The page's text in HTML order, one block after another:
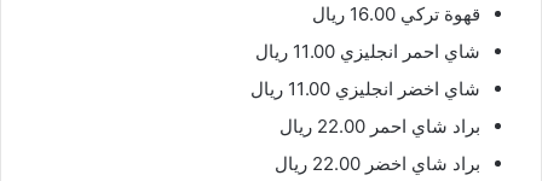
قهوة تركي 16.00 ريال
شاي احمر انجليزي 11.00 ريال
شاي اخضر انجليزي 11.00 ريال
براد شاي احمر 22.00 ريال
براد شاي اخضر 22.00 ريال